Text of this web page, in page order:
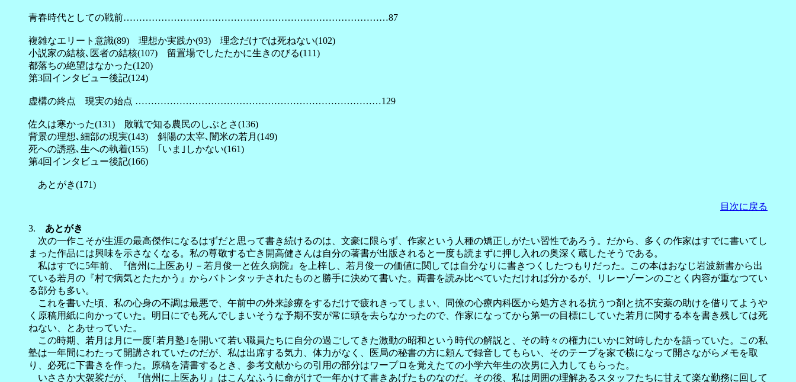
青春時代としての戦前…………………………………………………………………………87
複雑なエリート意識(89) 理想か実践か(93) 理念だけでは死ねない(102)
小説家の結核､医者の結核(107) 留置場でしたたかに生きのびる(111)
都落ちの絶望はなかった(120)
第3回インタビュー後記(124)
虚構の終点 現実の始点 ……………………………………………………………………129
佐久は寒かった(131) 敗戦で知る農民のしぶとさ(136)
背景の理想､細部の現実(143) 斜陽の太宰､闇米の若月(149)
死への誘惑､生への執着(155) ｢いま｣しかない(161)
第4回インタビュー後記(166)
あとがき(171)
目次に戻る
3. あとがき
次の一作こそが生涯の最高傑作になるはずだと思って書き続けるのは、文豪に限らず、作家という人種の矯正しがたい習性であろう。だから、多くの作家はすでに書いてし
まった作品には興味を示さなくなる。私の尊敬する亡き開高健さんは自分の著書が出版されると一度も読まずに押し入れの奥深く蔵したそうである。
私はすでに5年前、『信州に上医あり－若月俊一と佐久病院』を上梓し、若月俊一の価値に関しては自分なりに書きつくしたつもりだった。この本はおなじ岩波新書から出
ている若月の『村で病気とたたかう』からバトンタッチされたものと勝手に決めて書いた。両書を読み比べていただければ分かるが、リレーゾーンのごとく内容が重なつてい
る部分も多い。
これを書いた頃、私の心身の不調は最悪で、午前中の外来診療をするだけで疲れきってしまい、同僚の心療内科医から処方される抗うつ剤と抗不安薬の助けを借りてようや
く原稿用紙に向かっていた。明日にでも死んでしまいそうな予期不安が常に頭を去らなかったので、作家になってから第一の目標にしていた若月に関する本を書き残しては死
ねない、とあせっていた。
この時期、若月は月に一度｢若月塾｣を開いて若い職員たちに自分の過ごしてきた激動の昭和という時代の解説と、その時々の権力にいかに対峙したかを語っていた。この私
塾は一年間にわたって開講されていたのだが、私は出席する気力、体力がなく、医局の秘書の方に頼んで録音してもらい、そのテープを家で横になって開さながらメモを取
り、必死に下書きを作った。原稿を清書するとき、参考文献からの引用の部分はワープロを覚えたての小学六年生の次男に入力してもらった。
いささか大袈裟だが、『信州に上医あり』はこんなふうに命がけで一年かけて書きあげたものなのだ。その後、私は周囲の理解あるスタッフたちに甘えて楽な勤務に回して